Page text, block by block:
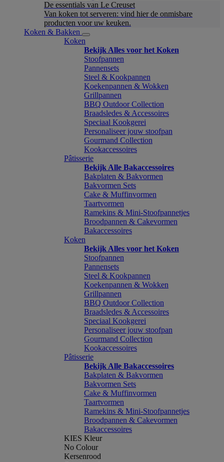
De essentials van Le Creuset
Van koken tot serveren: vind hier de onmisbare
producten voor uw keuken.
Koken & Bakken
Koken
Bekijk Alles voor het Koken
Stoofpannen
Pannensets
Steel & Kookpannen
Koekenpannen & Wokken
Grillpannen
BBQ Outdoor Collection
Braadsledes & Accessoires
Speciaal Kookgerei
Personaliseer jouw stoofpan
Gourmand Collection
Kookaccessoires
Pâtisserie
Bekijk Alle Bakaccessoires
Bakplaten & Bakvormen
Bakvormen Sets
Cake & Muffinvormen
Taartvormen
Ramekins & Mini-Stoofpannetjes
Broodpannen & Cakevormen
Bakaccessoires
Koken
Bekijk Alles voor het Koken
Stoofpannen
Pannensets
Steel & Kookpannen
Koekenpannen & Wokken
Grillpannen
BBQ Outdoor Collection
Braadsledes & Accessoires
Speciaal Kookgerei
Personaliseer jouw stoofpan
Gourmand Collection
Kookaccessoires
Pâtisserie
Bekijk Alle Bakaccessoires
Bakplaten & Bakvormen
Bakvormen Sets
Cake & Muffinvormen
Taartvormen
Ramekins & Mini-Stoofpannetjes
Broodpannen & Cakevormen
Bakaccessoires
KIES Kleur
No Colour
Kersenrood